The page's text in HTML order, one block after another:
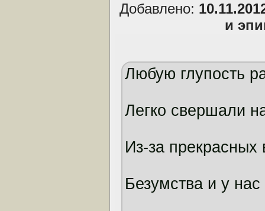
Добавлено:
и
Любую глупость
Легко свершали
Из-за прекрасных
Безумства и у